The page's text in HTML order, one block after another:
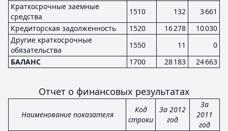
Краткосрочные заемные
средства
1510 132
3 661
Кредиторская задолженность
1520 16 278
10 030
Другие краткосрочные
обязательства
1550 11
0
БАЛАНС
1700 28 183 24 663
Отчет о финансовых результатах
Наименование показателя
Код
строки
За 2012
год
За
2011
год